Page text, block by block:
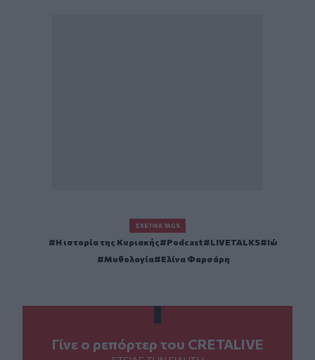
ΣΧΕΤΙΚΆ TAGS
Η ιστορία της Κυριακής Podcast LIVETALKS
Ιώ
Μυθολογία
Ελίνα Φαρσάρη
Γίνε ο ρεπόρτερ του CRETALIVE